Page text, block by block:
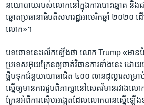
នយោបាយ​របស់​លោក​នៅ​ក្នុង​ការ​បោះឆ្នោត និង​
ឆ្នោត​ប្រធានាធិបតី​សហរដ្ឋ​អាមេរិក​ឆ្នាំ ២០២០
លោក»។
បទ​ចោទ​នេះ​លើក​ឡើង​ថា លោក Trump «មា
ប្រទេស​អ៊ុយក្រែន​ឲ្យ​ចាត់​វិធានការ​ទាំង​នេះ ដ
ផ្អឹប​ទុក​ជំនួយ​យោធា​ជិត ៤០០ លាន​ដុល្លារ​សម្រា
ស្នើ​ឲ្យ​មាន​ការ​ជួប​ពិភាក្សា​នៅ​សេតវិមាន​រវាង​
ក្រែន​អំពី​ការ​ស៊ើប​អង្កេត​ដែល​លោក​បាន​ស្នើ​ឡើង​